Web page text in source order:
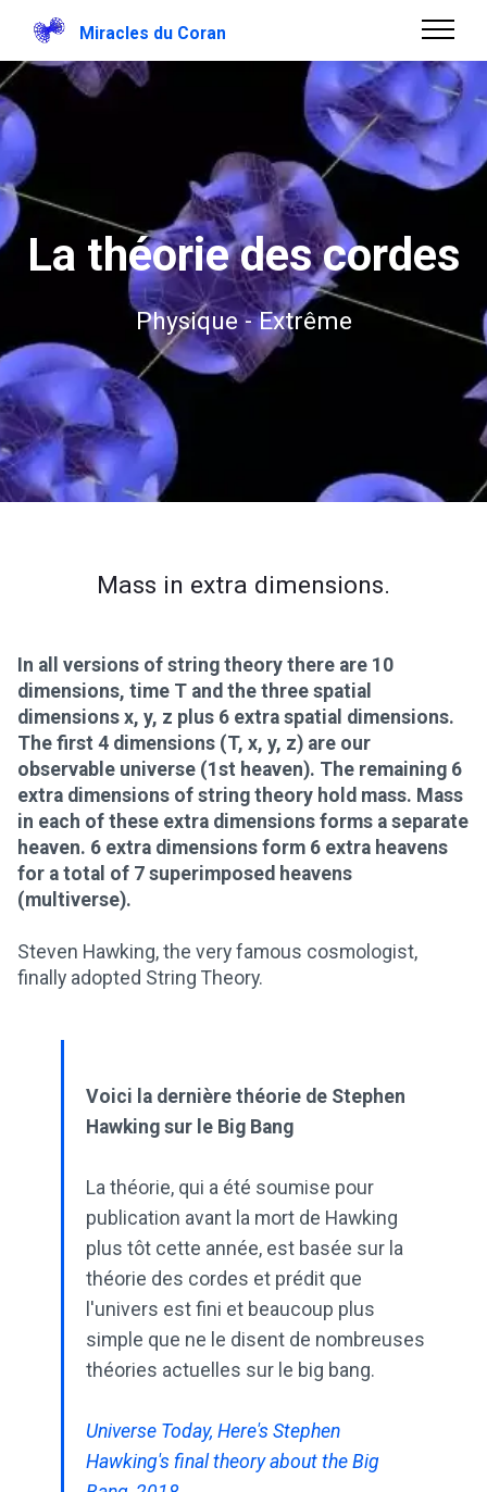
Miracles du Coran
La théorie des cordes
Physique - Extrême
Mass in extra dimensions.
In all versions of string theory there are 10
dimensions, time T and the three spatial
dimensions x, y, z plus 6 extra spatial dimensions.
The first 4 dimensions (T, x, y, z) are our
observable universe (1st heaven). The remaining 6
extra dimensions of string theory hold mass. Mass
in each of these extra dimensions forms a separate
heaven. 6 extra dimensions form 6 extra heavens
for a total of 7 superimposed heavens
(multiverse).
Steven Hawking, the very famous cosmologist,
finally adopted String Theory.
Voici la dernière théorie de Stephen
Hawking sur le Big Bang
La théorie, qui a été soumise pour
publication avant la mort de Hawking
plus tôt cette année, est basée sur la
théorie des cordes et prédit que
l'univers est fini et beaucoup plus
simple que ne le disent de nombreuses
théories actuelles sur le big bang.
Universe Today, Here's Stephen
Hawking's final theory about the Big